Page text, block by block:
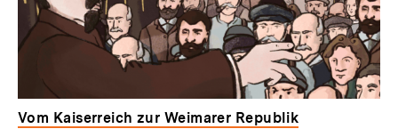
Vom Kaiserreich zur Weimarer Republik